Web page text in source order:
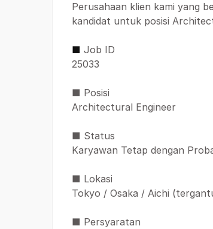
Perusahaan klien kami yang
kandidat untuk posisi
■ Job ID
25033
■ Posisi
Architectural Engineer
■ Status
Karyawan Tetap dengan
■ Lokasi
Tokyo / Osaka / Aichi
■ Persyaratan